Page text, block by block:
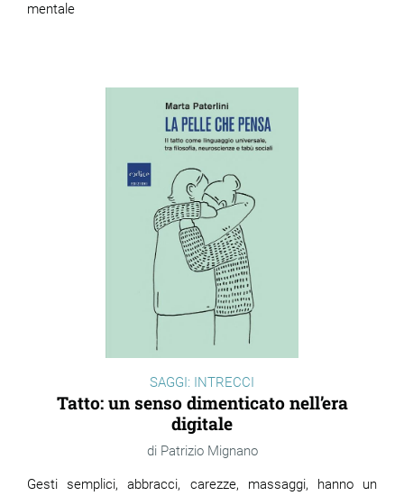
mentale
SAGGI: INTRECCI
Tatto: un senso dimenticato nell’era
digitale
Patrizio Mignano
Gesti semplici, abbracci, carezze, massaggi, hanno un